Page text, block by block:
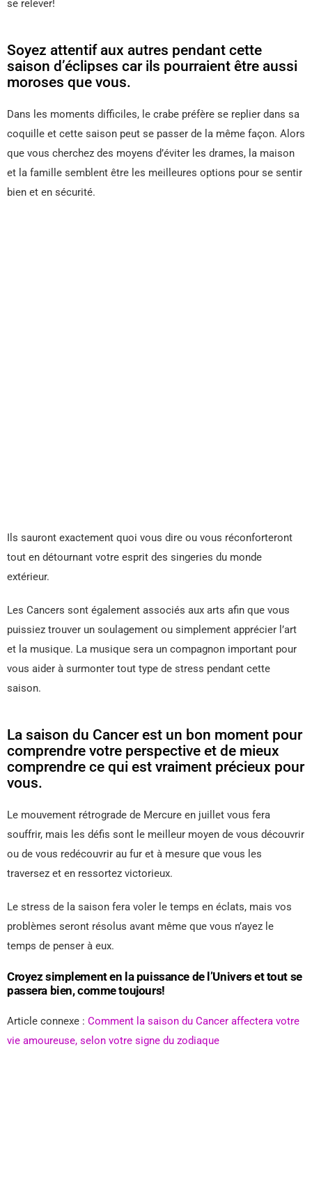
se relever!
Soyez attentif aux autres pendant cette
saison d’éclipses car ils pourraient être aussi
moroses que vous.
Dans les moments difficiles, le crabe préfère se replier dans sa
coquille et cette saison peut se passer de la même façon. Alors
que vous cherchez des moyens d’éviter les drames, la maison
et la famille semblent être les meilleures options pour se sentir
bien et en sécurité.
Ils sauront exactement quoi vous dire ou vous réconforteront
tout en détournant votre esprit des singeries du monde
extérieur.
Les Cancers sont également associés aux arts afin que vous
puissiez trouver un soulagement ou simplement apprécier l’art
et la musique. La musique sera un compagnon important pour
vous aider à surmonter tout type de stress pendant cette
saison.
La saison du Cancer est un bon moment pour
comprendre votre perspective et de mieux
comprendre ce qui est vraiment précieux pour
vous.
Le mouvement rétrograde de Mercure en juillet vous fera
souffrir, mais les défis sont le meilleur moyen de vous découvrir
ou de vous redécouvrir au fur et à mesure que vous les
traversez et en ressortez victorieux.
Le stress de la saison fera voler le temps en éclats, mais vos
problèmes seront résolus avant même que vous n’ayez le
temps de penser à eux.
Croyez simplement en la puissance de l’Univers et tout se
passera bien, comme toujours!
Article connexe : Comment la saison du Cancer affectera votre
vie amoureuse, selon votre signe du zodiaque